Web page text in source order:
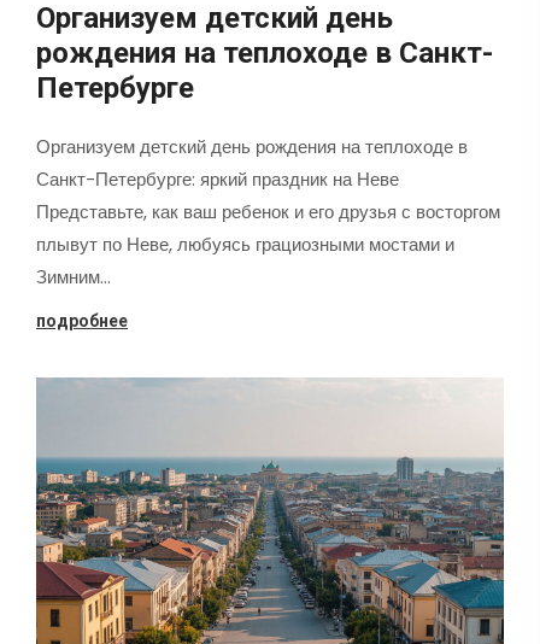
Организуем детский день
рождения на теплоходе в Санкт-
Петербурге
Организуем детский день рождения на теплоходе в
Санкт-Петербурге: яркий праздник на Неве
Представьте, как ваш ребенок и его друзья с восторгом
плывут по Неве, любуясь грациозными мостами и
Зимним…
подробнее